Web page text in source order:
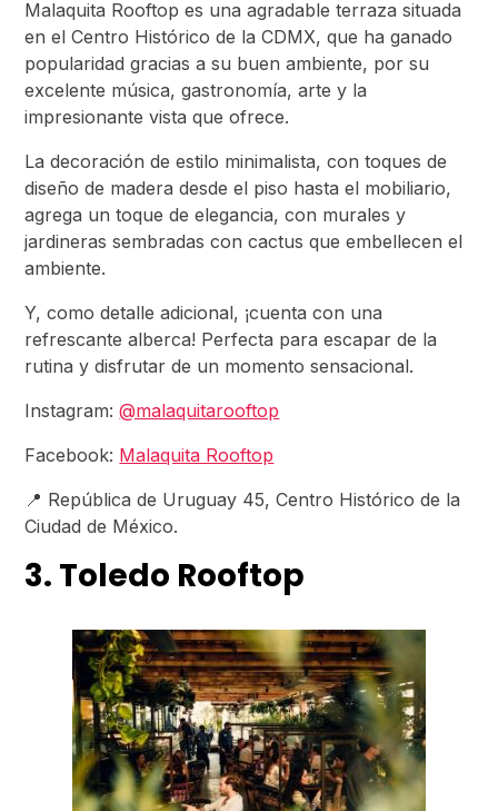
Malaquita Rooftop es una agradable terraza situada
en el Centro Histórico de la CDMX, que ha ganado
popularidad gracias a su buen ambiente, por su
excelente música, gastronomía, arte y la
impresionante vista que ofrece.
La decoración de estilo minimalista, con toques de
diseño de madera desde el piso hasta el mobiliario,
agrega un toque de elegancia, con murales y
jardineras sembradas con cactus que embellecen el
ambiente.
Y, como detalle adicional, ¡cuenta con una
refrescante alberca! Perfecta para escapar de la
rutina y disfrutar de un momento sensacional.
Instagram:@malaquitarooftop
Facebook: Malaquita Rooftop
📍 República de Uruguay 45, Centro Histórico de la
Ciudad de México.
3. Toledo Rooftop